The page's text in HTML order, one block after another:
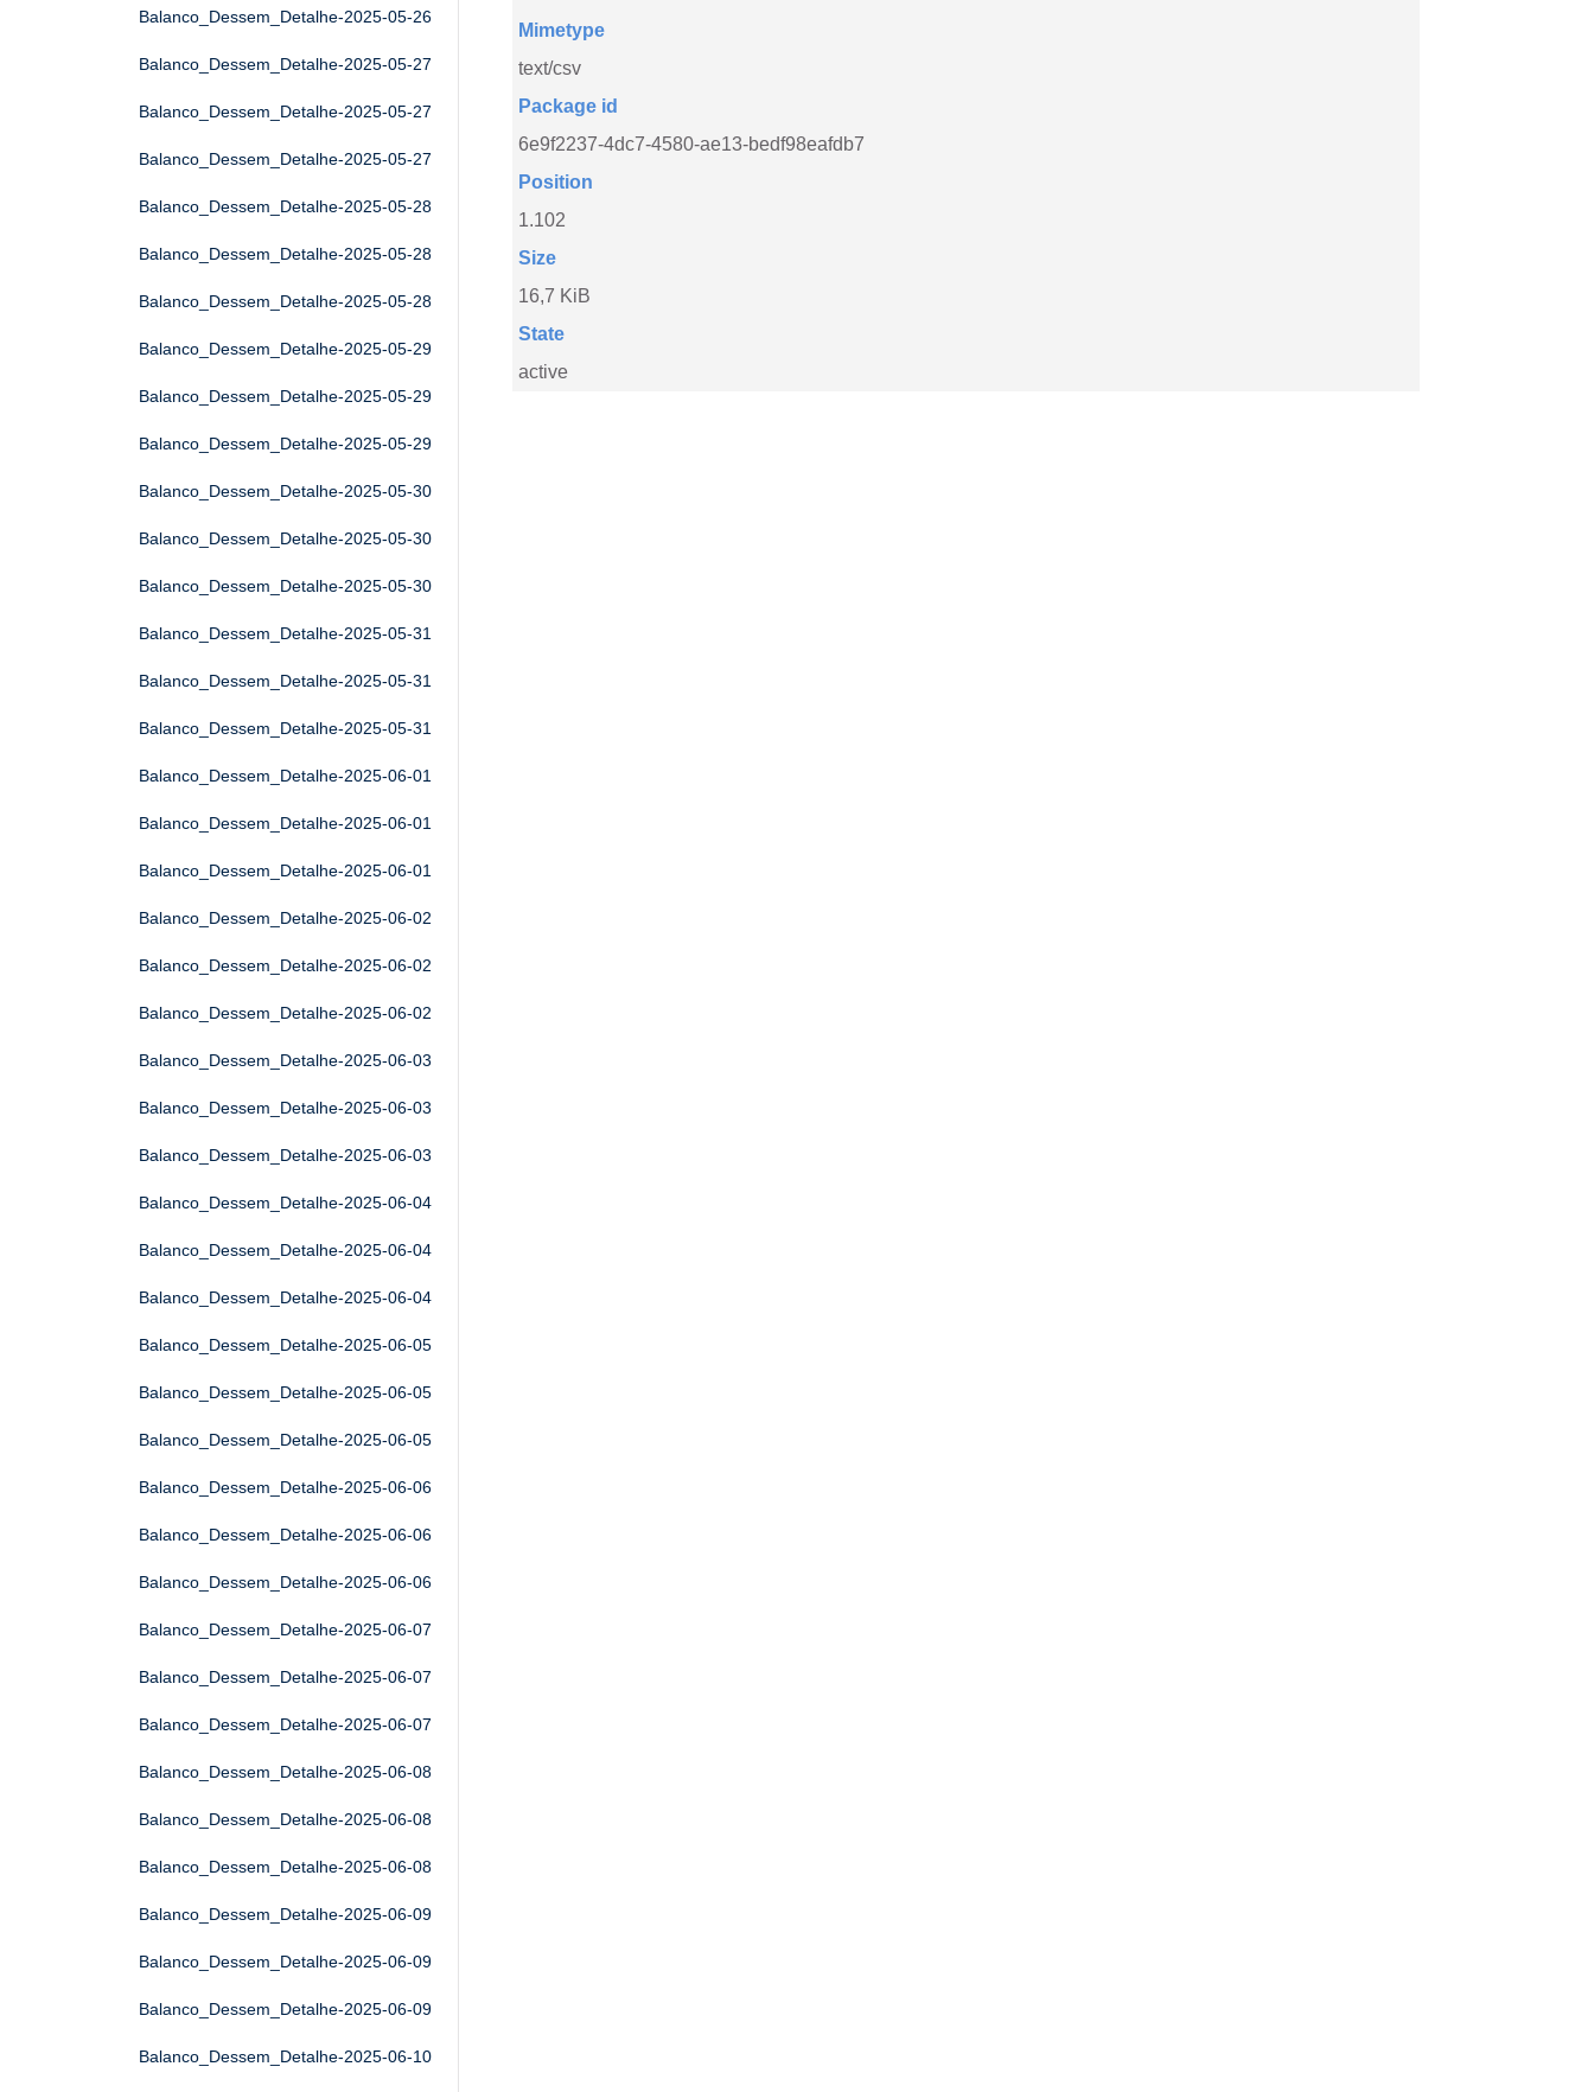
Balanco_Dessem_Detalhe-2025-05-26
Balanco_Dessem_Detalhe-2025-05-27
Balanco_Dessem_Detalhe-2025-05-27
Balanco_Dessem_Detalhe-2025-05-27
Balanco_Dessem_Detalhe-2025-05-28
Balanco_Dessem_Detalhe-2025-05-28
Balanco_Dessem_Detalhe-2025-05-28
Balanco_Dessem_Detalhe-2025-05-29
Balanco_Dessem_Detalhe-2025-05-29
Balanco_Dessem_Detalhe-2025-05-29
Balanco_Dessem_Detalhe-2025-05-30
Balanco_Dessem_Detalhe-2025-05-30
Balanco_Dessem_Detalhe-2025-05-30
Balanco_Dessem_Detalhe-2025-05-31
Balanco_Dessem_Detalhe-2025-05-31
Balanco_Dessem_Detalhe-2025-05-31
Balanco_Dessem_Detalhe-2025-06-01
Balanco_Dessem_Detalhe-2025-06-01
Balanco_Dessem_Detalhe-2025-06-01
Balanco_Dessem_Detalhe-2025-06-02
Balanco_Dessem_Detalhe-2025-06-02
Balanco_Dessem_Detalhe-2025-06-02
Balanco_Dessem_Detalhe-2025-06-03
Balanco_Dessem_Detalhe-2025-06-03
Balanco_Dessem_Detalhe-2025-06-03
Balanco_Dessem_Detalhe-2025-06-04
Balanco_Dessem_Detalhe-2025-06-04
Balanco_Dessem_Detalhe-2025-06-04
Balanco_Dessem_Detalhe-2025-06-05
Balanco_Dessem_Detalhe-2025-06-05
Balanco_Dessem_Detalhe-2025-06-05
Balanco_Dessem_Detalhe-2025-06-06
Balanco_Dessem_Detalhe-2025-06-06
Balanco_Dessem_Detalhe-2025-06-06
Balanco_Dessem_Detalhe-2025-06-07
Balanco_Dessem_Detalhe-2025-06-07
Balanco_Dessem_Detalhe-2025-06-07
Balanco_Dessem_Detalhe-2025-06-08
Balanco_Dessem_Detalhe-2025-06-08
Balanco_Dessem_Detalhe-2025-06-08
Balanco_Dessem_Detalhe-2025-06-09
Balanco_Dessem_Detalhe-2025-06-09
Balanco_Dessem_Detalhe-2025-06-09
Balanco_Dessem_Detalhe-2025-06-10
Mimetype
text/csv
Package id
6e9f2237-4dc7-4580-ae13-bedf98eafdb7
Position
1.102
Size
16,7 KiB
State
active